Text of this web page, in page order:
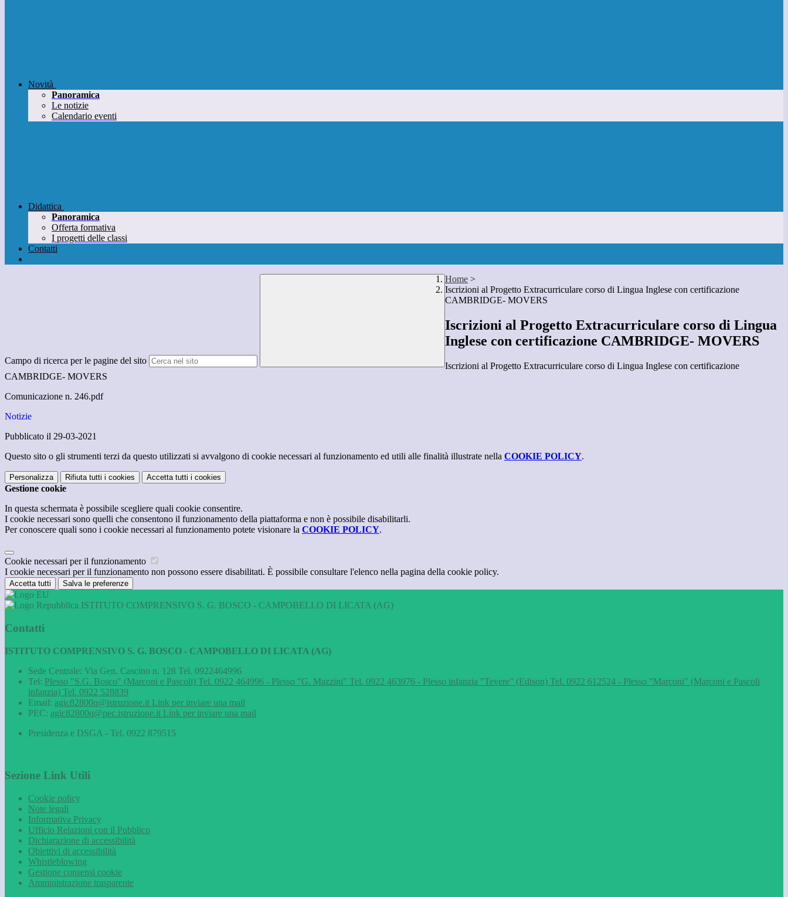
Novità
Panoramica
Le notizie
Calendario eventi
Didattica
Panoramica
Offerta formativa
I progetti delle classi
Contatti
Campo di ricerca per le pagine del sito
Home >
Iscrizioni al Progetto Extracurriculare corso di Lingua Inglese con certificazione
CAMBRIDGE- MOVERS
Iscrizioni al Progetto Extracurriculare corso di Lingua
Inglese con certificazione CAMBRIDGE- MOVERS
Iscrizioni al Progetto Extracurriculare corso di Lingua Inglese con certificazione
CAMBRIDGE- MOVERS
Comunicazione n. 246.pdf
Notizie
Pubblicato il 29-03-2021
Questo sito o gli strumenti terzi da questo utilizzati si avvalgono di cookie necessari al funzionamento ed utili alle finalità illustrate nella COOKIE POLICY.
Personalizza Rifiuta tutti i cookies Accetta tutti i cookies
Gestione cookie
In questa schermata è possibile scegliere quali cookie consentire.
I cookie necessari sono quelli che consentono il funzionamento della piattaforma e non è possibile disabilitarli.
Per conoscere quali sono i cookie necessari al funzionamento potete visionare la COOKIE POLICY.
Cookie necessari per il funzionamento
I cookie necessari per il funzionamento non possono essere disabilitati. È possibile consultare l'elenco nella pagina della cookie policy.
Accetta tutti Salva le preferenze
ISTITUTO COMPRENSIVO S. G. BOSCO - CAMPOBELLO DI LICATA (AG)
Contatti
ISTITUTO COMPRENSIVO S. G. BOSCO - CAMPOBELLO DI LICATA (AG)
Sede Centrale: Via Gen. Cascino n. 128 Tel. 0922464996
Tel: Plesso "S.G. Bosco" (Marconi e Pascoli) Tel. 0922 464996 - Plesso "G. Mazzini" Tel. 0922 463976 - Plesso infanzia "Tevere" (Edison) Tel. 0922 612524 - Plesso "Marconi" (Marconi e Pascoli
infanzia) Tel. 0922 528839
Email: agic82800q@istruzione.it Link per inviare una mail
PEC: agic82800q@pec.istruzione.it Link per inviare una mail
Presidenza e DSGA - Tel. 0922 879515
Sezione Link Utili
Cookie policy
Note legali
Informativa Privacy
Ufficio Relazioni con il Pubblico
Dichiarazione di accessibilità
Obiettivi di accessibilità
Whistleblowing
Gestione consensi cookie
Amministrazione trasparente